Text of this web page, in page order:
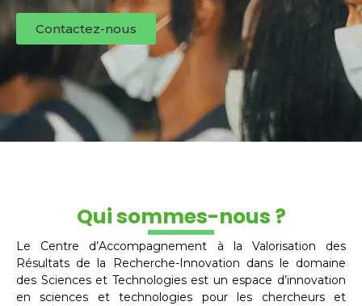
Contactez-nous
Qui sommes-nous ?
Le Centre d’Accompagnement à la Valorisation des
Résultats de la Recherche-Innovation dans le domaine
des Sciences et Technologies est un espace d’innovation
en sciences et technologies pour les chercheurs et